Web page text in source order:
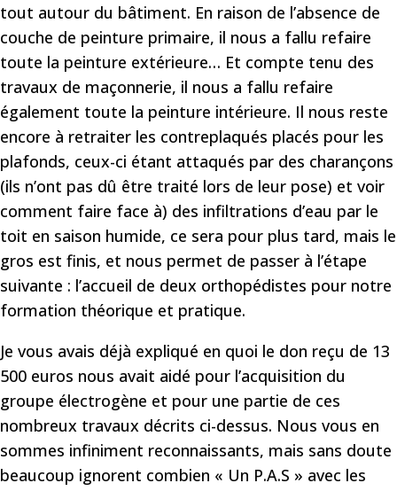
tout autour du bâtiment. En raison de l’absence de
couche de peinture primaire, il nous a fallu refaire
toute la peinture extérieure… Et compte tenu des
travaux de maçonnerie, il nous a fallu refaire
également toute la peinture intérieure. Il nous reste
encore à retraiter les contreplaqués placés pour les
plafonds, ceux-ci étant attaqués par des charançons
(ils n’ont pas dû être traité lors de leur pose) et voir
comment faire face à) des infiltrations d’eau par le
toit en saison humide, ce sera pour plus tard, mais le
gros est finis, et nous permet de passer à l’étape
suivante : l’accueil de deux orthopédistes pour notre
formation théorique et pratique.
Je vous avais déjà expliqué en quoi le don reçu de 13
500 euros nous avait aidé pour l’acquisition du
groupe électrogène et pour une partie de ces
nombreux travaux décrits ci-dessus. Nous vous en
sommes infiniment reconnaissants, mais sans doute
beaucoup ignorent combien « Un P.A.S » avec les